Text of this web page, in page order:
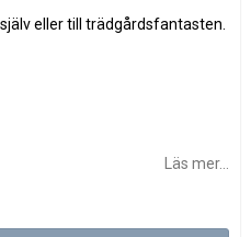
eller till trädgårdsfantasten.
Läs mer...